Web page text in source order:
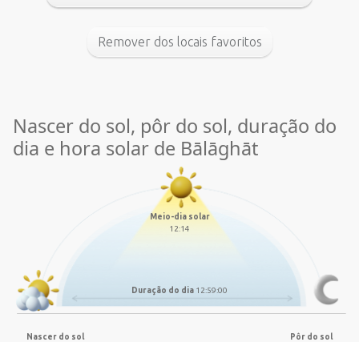
Remover dos locais favoritos
Nascer do sol, pôr do sol, duração do
dia e hora solar de Bālāghāt
Meio-dia solar
12:14
Duração do dia 12:59:00
Nascer do sol
Pôr do sol